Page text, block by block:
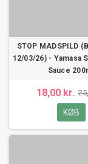
STOP MADSPILD
12/03/26) - Yamasa
Sauce
18,00 kr.
KØB